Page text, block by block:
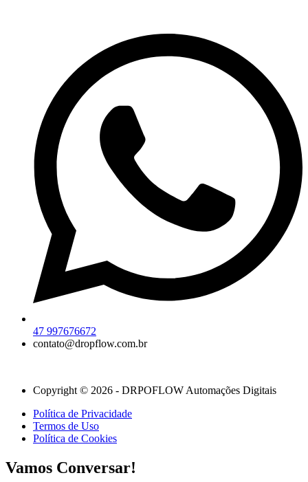
47 997676672
contato@dropflow.com.br
Copyright © 2026 - DRPOFLOW Automações Digitais
Política de Privacidade
Termos de Uso
Política de Cookies
Vamos Conversar!